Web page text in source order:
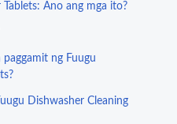
Ano ang mga ito?
ng Fuugu
Dishwasher Cleaning